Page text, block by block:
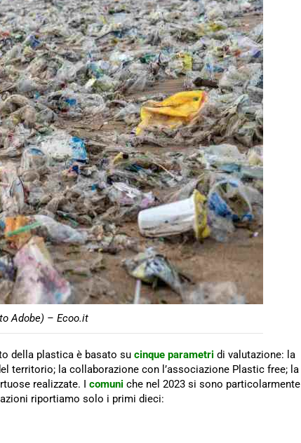
Adobe) – Ecoo.it
della plastica è basato su cinque parametri di valutazione: la
territorio; la collaborazione con l’associazione Plastic free; la
realizzate. I comuni che nel 2023 si sono particolarmente
riportiamo solo i primi dieci: